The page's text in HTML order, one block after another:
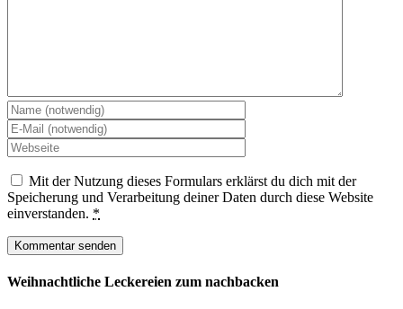
Mit der Nutzung dieses Formulars erklärst du dich mit der
Speicherung und Verarbeitung deiner Daten durch diese Website
einverstanden. *
Weihnachtliche Leckereien zum nachbacken